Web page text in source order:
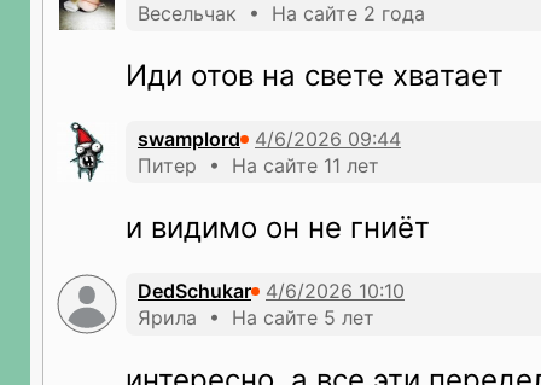
Весельчак • На сайте 2 года
Иди отов на свете хватает
swamplord
Питер • На сайте 11 лет
и видимо он не гниёт
DedSchukar
Ярила • На сайте 5 лет